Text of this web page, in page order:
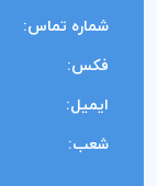
شماره تماس:
فکس:
ایمیل:
شعب: